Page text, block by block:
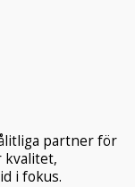
partner för
kvalitet,
i fokus.